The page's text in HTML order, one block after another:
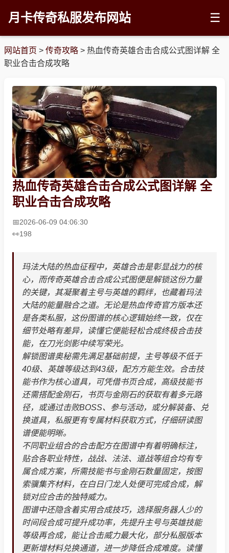
月卡传奇私服发布网站 ☰
网站首页 > 传奇攻略 > 热血传奇英雄合击合成公式图详解 全
职业合击合成攻略
热血传奇英雄合击合成公式图详解 全
职业合击合成攻略
2026-06-09 04:06:30
198
玛法大陆的热血征程中，英雄合击是彰显战力的核
心，而传奇英雄合击合成公式图便是解锁这份力量
的关键，其凝聚着主号与英雄的羁绊，也藏着玛法
大陆的能量融合之道。无论是热血传奇官方版本还
是各类私服，这份图谱的核心逻辑始终一致，仅在
细节处略有差异，读懂它便能轻松合成终极合击技
能，在刀光剑影中续写荣光。
解锁图谱奥秘需先满足基础前提，主号等级不低于
40级、英雄等级达到43级，配方方能生效。合击技
能书作为核心道具，可凭借书页合成，高级技能书
还需搭配金刚石，书页与金刚石的获取有着多元路
径，或通过击败BOSS、参与活动，或分解装备、兑
换道具，私服更有专属材料获取方式，仔细研读图
谱便能明晰。
不同职业组合的合击配方在图谱中有着明确标注，
贴合各职业特性，战战、法法、道战等组合均有专
属合成方案，所需技能书与金刚石数量固定，按图
索骥集齐材料，在白日门龙人处便可完成合成，解
锁对应合击的独特威力。
图谱中还隐含着实用合成技巧，选择服务器人少的
时间段合成可提升成功率，先提升主号与英雄技能
等级再合成，能让合击威力最大化，部分私服版本
更新增材料兑换通道，进一步降低合成难度。读懂